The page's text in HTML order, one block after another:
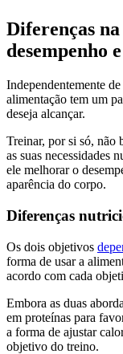
Diferenças
desempenho
Independentemente
alimentação tem um
deseja alcançar.
Treinar, por si só, não
as suas necessidades
ele melhorar o
aparência do corpo.
Diferenças
Os dois objetivos
forma de usar a
acordo com cada
Embora as duas
em proteínas para
a forma de ajustar
objetivo do treino.